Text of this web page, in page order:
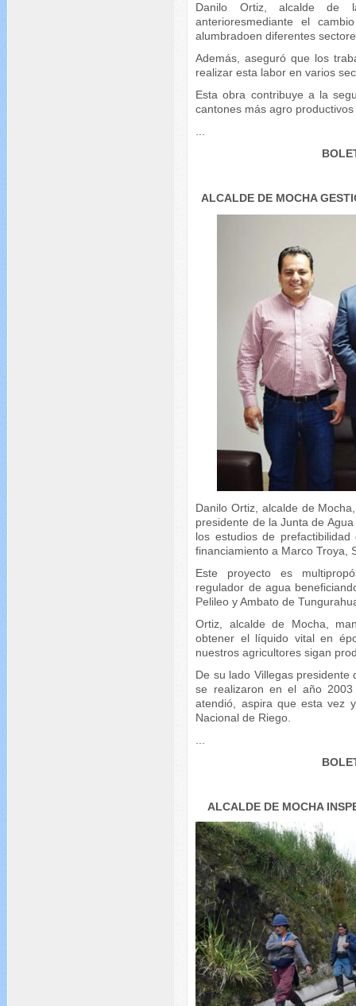
Danilo Ortiz, alcalde de
anterioresmediante el
alumbradoen diferentes
Además, aseguró que los
realizar esta labor en varios
Esta obra contribuye a la
cantones más agro
ALCALDE DE MOCHA
Danilo Ortiz, alcalde de
presidente de la Junta de
los estudios de
financiamiento a Marco Troya,
Este proyecto es
regulador de agua
Pelileo y Ambato de
Ortiz, alcalde de Mocha,
obtener el líquido vital en
nuestros agricultores sigan
De su lado Villegas
se realizaron en el año
atendió, aspira que esta vez
Nacional de Riego.
ALCALDE DE MOCHA